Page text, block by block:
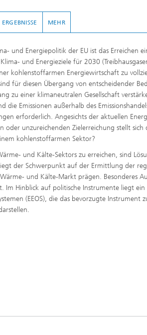
und Energiepolitik der EU ist das Erreichen
und Energieziele für 2030
kohlenstoffarmen Energiewirtschaft zu
für diesen Übergang von entscheidender
zu einer klimaneutralen Gesellschaft
die Emissionen außerhalb des
erforderlich. Angesichts der aktuellen
oder unzureichenden Zielerreichung stellt
kohlenstoffarmen Sektor?
und Kälte-Sektors zu erreichen, sind
der Schwerpunkt auf der Ermittlung der
und Kälte-Markt prägen. Besonderes
Im Hinblick auf politische Instrumente liegt
(EEOS), die das bevorzugte
ERGEBNISSE MEHR